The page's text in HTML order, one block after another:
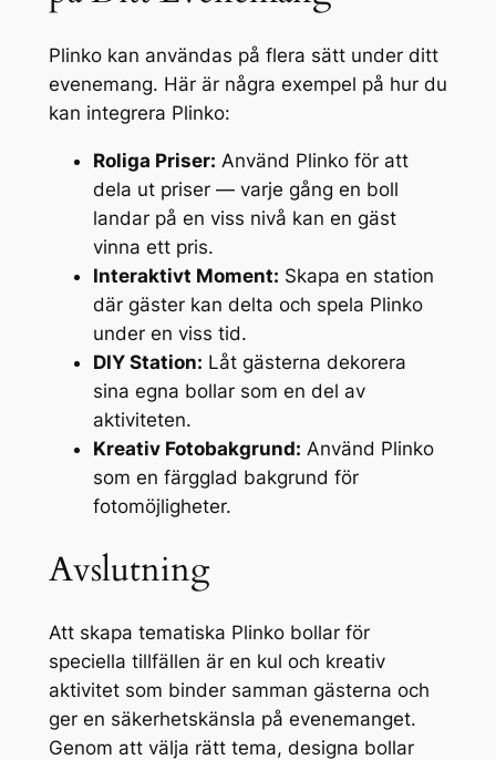
Plinko kan användas på flera sätt under ditt
evenemang. Här är några exempel på hur du
kan integrera Plinko:
Roliga Priser: Använd Plinko för att
dela ut priser — varje gång en boll
landar på en viss nivå kan en gäst
vinna ett pris.
Interaktivt Moment: Skapa en station
där gäster kan delta och spela Plinko
under en viss tid.
DIY Station: Låt gästerna dekorera
sina egna bollar som en del av
aktiviteten.
Kreativ Fotobakgrund: Använd Plinko
som en färgglad bakgrund för
fotomöjligheter.
Avslutning
Att skapa tematiska Plinko bollar för
speciella tillfällen är en kul och kreativ
aktivitet som binder samman gästerna och
ger en säkerhetskänsla på evenemanget.
Genom att välja rätt tema, designa bollar